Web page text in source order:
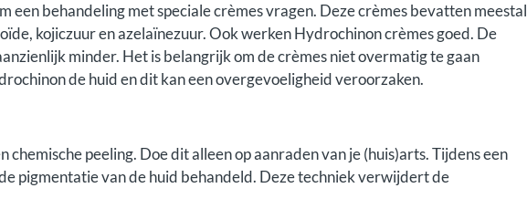
een behandeling met speciale crèmes vragen. Deze crèmes bevatten meestal
kojiczuur en azelaïnezuur. Ook werken Hydrochinon crèmes goed. De
minder. Het is belangrijk om de crèmes niet overmatig te gaan
de huid en dit kan een overgevoeligheid veroorzaken.
chemische peeling. Doe dit alleen op aanraden van je (huis)arts. Tijdens een
pigmentatie van de huid behandeld. Deze techniek verwijdert de